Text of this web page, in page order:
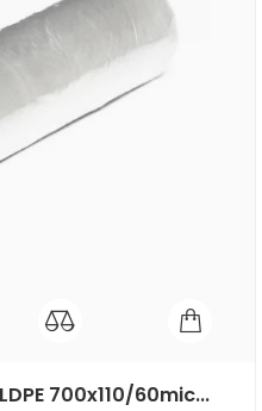
700x110/60mic...